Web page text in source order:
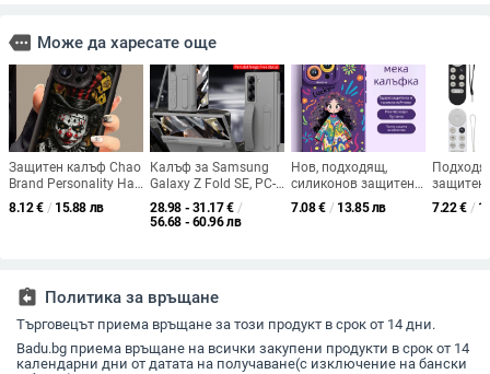
more Може да харесате още
Защитен калъф Chao
Brand Personality Hat
Clown за iPhone
15promax за Apple
8.12€ / 15.88 лв
Калъф за Samsung
Galaxy Z Fold SE, PC-
инжекционно
формован,
интегриран
28.98 - 31.17€ /
56.68 - 60.96 лв
Нов, подходящ,
силиконов защитен
калъф за Apple 16,
нов, 15plus, матиран,
7.08€ / 13.85 лв
защитен
7.22€ /
assignment_return Политика за връщане
Търговецът приема връщане за този продукт в срок от 14 дни.
Badu.bg приема връщане на всички закупени продукти в срок от 14
календарни дни от датата на получаване(с изключение на бански